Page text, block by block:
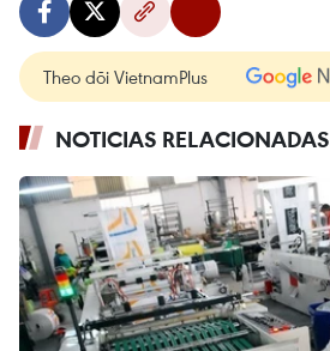
Theo dõi VietnamPlus
NOTICIAS RELACIONADAS